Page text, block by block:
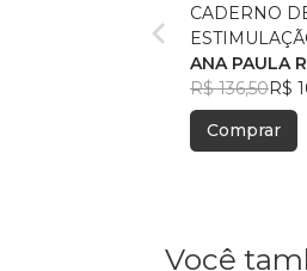
CADERNO
FUNÇÕES
ANA PAULA
COUTINHO
R$ 136,50R$
Comprar
Você